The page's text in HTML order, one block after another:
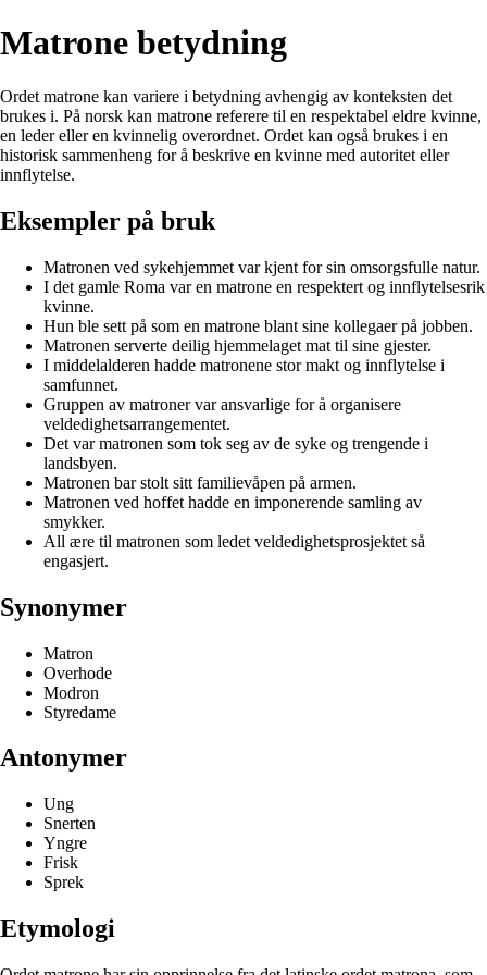
Matrone betydning
Ordet matrone kan variere i betydning avhengig av konteksten det
brukes i. På norsk kan matrone referere til en respektabel eldre kvinne,
en leder eller en kvinnelig overordnet. Ordet kan også brukes i en
historisk sammenheng for å beskrive en kvinne med autoritet eller
innflytelse.
Eksempler på bruk
Matronen ved sykehjemmet var kjent for sin omsorgsfulle natur.
I det gamle Roma var en matrone en respektert og innflytelsesrik
kvinne.
Hun ble sett på som en matrone blant sine kollegaer på jobben.
Matronen serverte deilig hjemmelaget mat til sine gjester.
I middelalderen hadde matronene stor makt og innflytelse i
samfunnet.
Gruppen av matroner var ansvarlige for å organisere
veldedighetsarrangementet.
Det var matronen som tok seg av de syke og trengende i
landsbyen.
Matronen bar stolt sitt familievåpen på armen.
Matronen ved hoffet hadde en imponerende samling av
smykker.
All ære til matronen som ledet veldedighetsprosjektet så
engasjert.
Synonymer
Matron
Overhode
Modron
Styredame
Antonymer
Ung
Snerten
Yngre
Frisk
Sprek
Etymologi